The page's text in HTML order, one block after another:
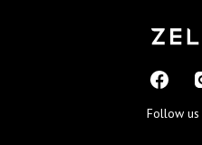
Follow us